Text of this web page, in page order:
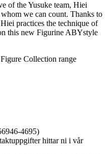
of the Yusuke team, Hiei
we can count. Thanks to
practices the technique of
this new Figurine ABYstyle
Collection range
4695)
hittar ni i vår